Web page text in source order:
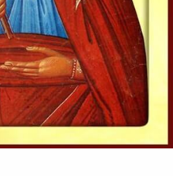
«Dacă cineva moare neavând
copii, fratele...
Ev. Matei 22, 23-33
doxologia.ro
Doxologia în site-ul tău!